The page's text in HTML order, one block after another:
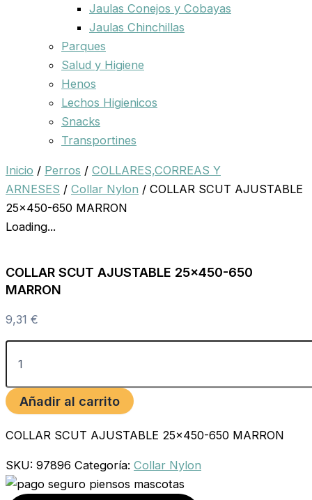
Jaulas Conejos y Cobayas
Jaulas Chinchillas
Parques
Salud y Higiene
Henos
Lechos Higienicos
Snacks
Transportines
Inicio / Perros / COLLARES,CORREAS Y
ARNESES / Collar Nylon / COLLAR SCUT AJUSTABLE
25×450-650 MARRON
Loading...
COLLAR SCUT AJUSTABLE 25×450-650
MARRON
9,31 €
Añadir al carrito
COLLAR SCUT AJUSTABLE 25×450-650 MARRON
SKU: 97896 Categoría: Collar Nylon